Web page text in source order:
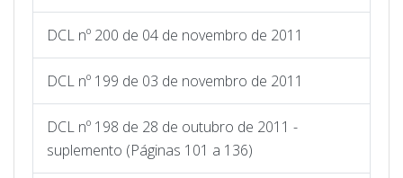
DCL nº 200 de 04 de novembro de 2011
DCL nº 199 de 03 de novembro de 2011
DCL nº 198 de 28 de outubro de 2011 -
suplemento (Páginas 101 a 136)